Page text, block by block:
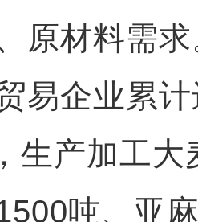
原材料需
易企业累
生产加工大
吨、亚